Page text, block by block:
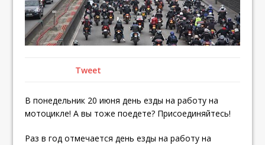
Tweet
В понедельник 20 июня день езды на работу на
мотоцикле! А вы тоже поедете? Присоединяйтесь!
Раз в год отмечается день езды на работу на